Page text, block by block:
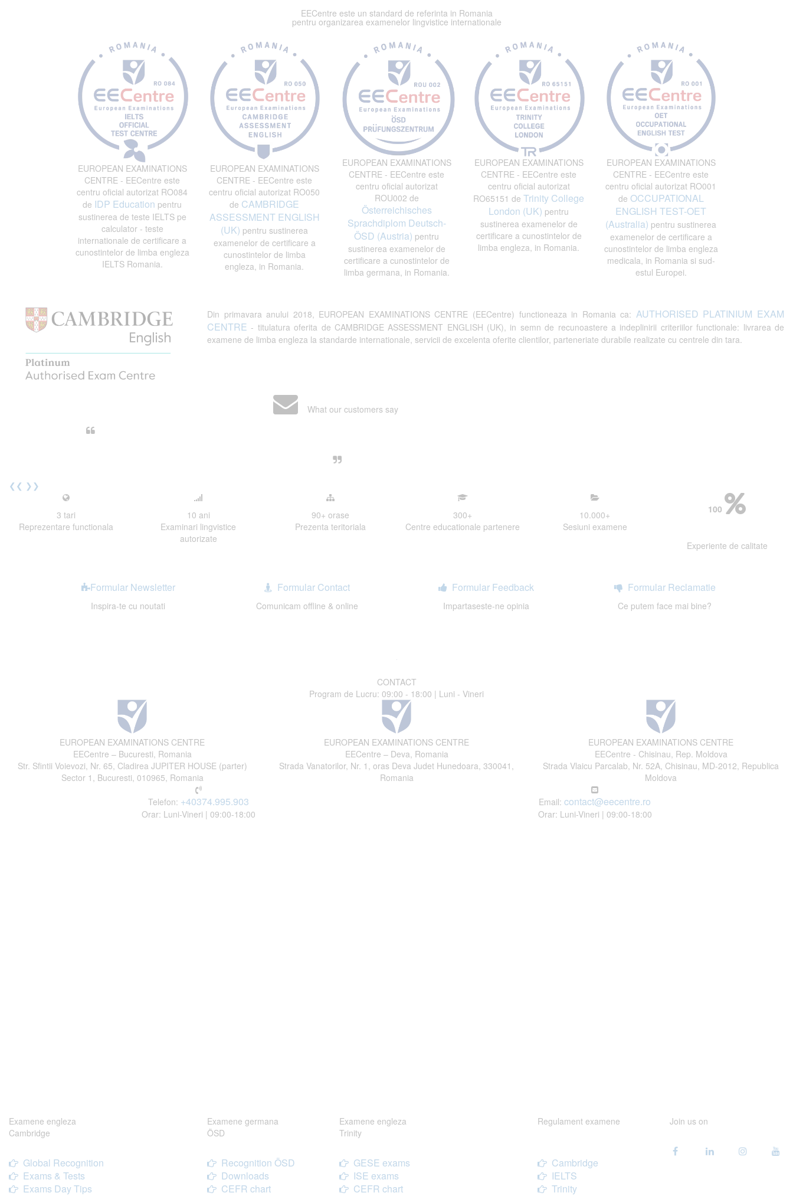
EECentre este un standard de referinta in Romania
pentru organizarea examenelor lingvistice internationale
EUROPEAN EXAMINATIONS
CENTRE - EECentre este
centru oficial autorizat RO084
de IDP Education pentru
sustinerea de teste IELTS pe
calculator - teste
internationale de certificare a
cunostintelor de limba engleza
IELTS Romania.
EUROPEAN EXAMINATIONS
CENTRE - EECentre este
centru oficial autorizat RO050
de CAMBRIDGE
ASSESSMENT ENGLISH
(UK) pentru sustinerea
examenelor de certificare a
cunostintelor de limba
engleza, in Romania.
EUROPEAN EXAMINATIONS
CENTRE - EECentre este
centru oficial autorizat
ROU002 de
Österreichisches
Sprachdiplom Deutsch-
ÖSD (Austria) pentru
sustinerea examenelor de
certificare a cunostintelor de
limba germana, in Romania.
EUROPEAN EXAMINATIONS
CENTRE - EECentre este
centru oficial autorizat
RO65151 de Trinity College
London (UK) pentru
sustinerea examenelor de
certificare a cunostintelor de
limba engleza, in Romania.
EUROPEAN EXAMINATIONS
CENTRE - EECentre este
centru oficial autorizat RO001
de OCCUPATIONAL
ENGLISH TEST-OET
(Australia) pentru sustinerea
examenelor de certificare a
cunostintelor de limba engleza
medicala, in Romania si sud-
estul Europei.
Din primavara anului 2018, EUROPEAN EXAMINATIONS CENTRE (EECentre) functioneaza in Romania ca: AUTHORISED PLATINIUM EXAM
CENTRE - titulatura oferita de CAMBRIDGE ASSESSMENT ENGLISH (UK), in semn de recunoastere a indeplinirii criteriilor functionale: livrarea de
examene de limba engleza la standarde internationale, servicii de excelenta oferite clientilor, parteneriate durabile realizate cu centrele din tara.
What our customers say
cu nerabdare urmatoarea sesiune de examinare.
❮❮ ❯❯
3 tari
Reprezentare functionala
10 ani
Examinari lingvistice
autorizate
90+ orase
Prezenta teritoriala
300+
Centre educationale partenere
10.000+
Sesiuni examene
100
Experiente de calitate
Formular Newsletter
Inspira-te cu noutati
Formular Contact
Comunicam offline & online
Formular Feedback
Impartaseste-ne opinia
Formular Reclamatie
Ce putem face mai bine?
CONTACT
Program de Lucru: 09:00 - 18:00 | Luni - Vineri
EUROPEAN EXAMINATIONS CENTRE
EECentre – Bucuresti, Romania
Str. Sfintii Voievozi, Nr. 65, Cladirea JUPITER HOUSE (parter)
Sector 1, Bucuresti, 010965, Romania
EUROPEAN EXAMINATIONS CENTRE
EECentre – Deva, Romania
Strada Vanatorilor, Nr. 1, oras Deva Judet Hunedoara, 330041,
Romania
EUROPEAN EXAMINATIONS CENTRE
EECentre - Chisinau, Rep. Moldova
Strada Vlaicu Parcalab, Nr. 52A, Chisinau, MD-2012, Republica
Moldova
Telefon: +40374.995.903
Orar: Luni-Vineri | 09:00-18:00
Email: contact@eecentre.ro
Orar: Luni-Vineri | 09:00-18:00
Examene engleza
Cambridge
Global Recognition
Exams & Tests
Exams Day Tips
Examene germana
ÖSD
Recognition ÖSD
Downloads
CEFR chart
Examene engleza
Trinity
GESE exams
ISE exams
CEFR chart
Regulament examene
Cambridge
IELTS
Trinity
Join us on